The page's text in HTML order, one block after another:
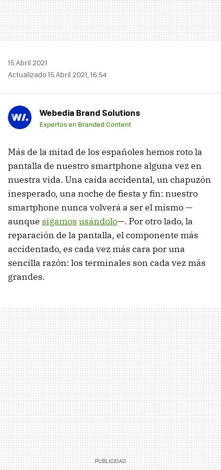
15 Abril 2021
Actualizado 15 Abril 2021, 16:54
Webedia Brand Solutions
Expertos en Branded Content
Más de la mitad de los españoles hemos roto la
pantalla de nuestro smartphone alguna vez en
nuestra vida. Una caída accidental, un chapuzón
inesperado, una noche de fiesta y fin: nuestro
smartphone nunca volverá a ser el mismo —
aunque sigamos usándolo—. Por otro lado, la
reparación de la pantalla, el componente más
accidentado, es cada vez más cara por una
sencilla razón: los terminales son cada vez más
grandes.